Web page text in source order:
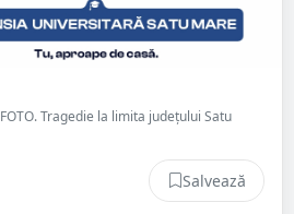
FOTO. Tragedie la limita județului Satu
Salvează